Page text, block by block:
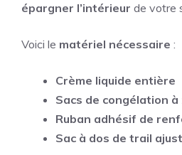
épargner l’intérieur de votre
Voici le matériel nécessaire :
Crème liquide entière
Sacs de congélation à
Ruban adhésif de
Sac à dos de trail